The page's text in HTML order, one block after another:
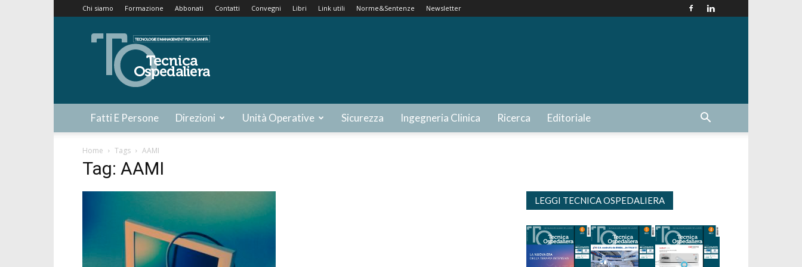
Chi siamo Formazione Abbonati Contatti Convegni Libri Link utili Norme&Sentenze Newsletter
Tecnica
Ospedaliera
Fatti E Persone Direzioni Unità Operative Sicurezza Ingegneria Clinica Ricerca Editoriale
Home Tags AAMI
Tag: AAMI
LEGGI TECNICA OSPEDALIERA